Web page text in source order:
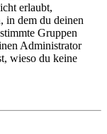
erlaubt,
in dem du deinen
Gruppen
Administrator
wieso du keine